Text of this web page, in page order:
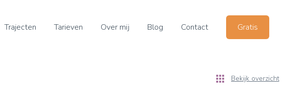
Trajecten Tarieven Over mij Blog Contact Gratis
Bekijk overzicht